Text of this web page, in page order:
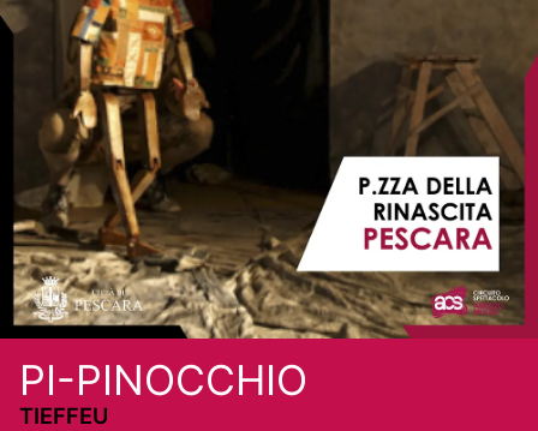
PI-PINOCCHIO
TIEFFEU